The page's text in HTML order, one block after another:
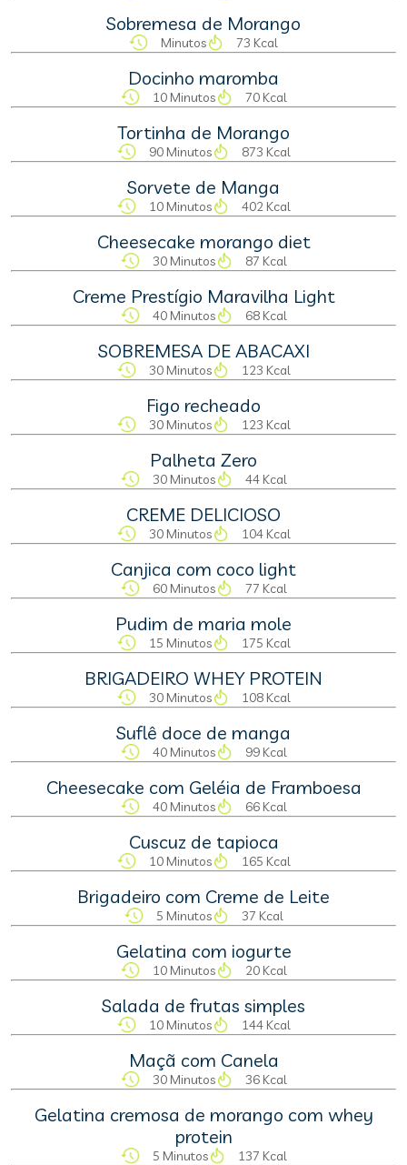
Sobremesa de Morango
Minutos 73 Kcal
Docinho maromba
10 Minutos 70 Kcal
Tortinha de Morango
90 Minutos 873 Kcal
Sorvete de Manga
10 Minutos 402 Kcal
Cheesecake morango diet
30 Minutos 87 Kcal
Creme Prestígio Maravilha Light
40 Minutos 68 Kcal
SOBREMESA DE ABACAXI
30 Minutos 123 Kcal
Figo recheado
30 Minutos 123 Kcal
Palheta Zero
30 Minutos 44 Kcal
CREME DELICIOSO
30 Minutos 104 Kcal
Canjica com coco light
60 Minutos 77 Kcal
Pudim de maria mole
15 Minutos 175 Kcal
BRIGADEIRO WHEY PROTEIN
30 Minutos 108 Kcal
Suflê doce de manga
40 Minutos 99 Kcal
Cheesecake com Geléia de Framboesa
40 Minutos 66 Kcal
Cuscuz de tapioca
10 Minutos 165 Kcal
Brigadeiro com Creme de Leite
5 Minutos 37 Kcal
Gelatina com iogurte
10 Minutos 20 Kcal
Salada de frutas simples
10 Minutos 144 Kcal
Maçã com Canela
30 Minutos 36 Kcal
Gelatina cremosa de morango com whey
protein
5 Minutos 137 Kcal